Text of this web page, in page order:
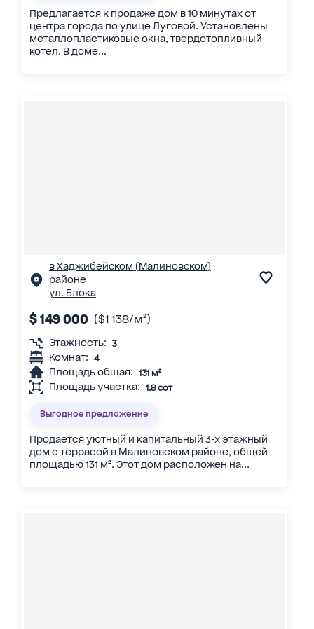
Предлагается к продаже дом в 10 минутах от
центра города по улице Луговой. Установлены
металлопластиковые окна, твердотопливный
котел. В доме...
в Хаджибейском (Малиновском)
районе
ул. Блока
$ 149 000 ($1 138/м²)
Этажность: 3
Комнат: 4
Площадь общая: 131 м²
Площадь участка: 1.8 сот
Выгодное предложение
Продается уютный и капитальный 3-х этажный
дом с террасой в Малиновском районе, общей
площадью 131 м². Этот дом расположен на...